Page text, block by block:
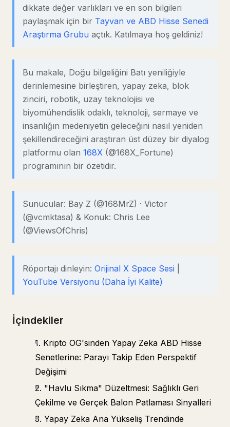
dikkate değer varlıkları ve en son bilgileri
paylaşmak için bir Tayvan ve ABD Hisse Senedi
Araştırma Grubu açtık. Katılmaya hoş geldiniz!
Bu makale, Doğu bilgeliğini Batı yeniliğiyle
derinlemesine birleştiren, yapay zeka, blok
zinciri, robotik, uzay teknolojisi ve
biyomühendislik odaklı, teknoloji, sermaye ve
insanlığın medeniyetin geleceğini nasıl yeniden
şekillendireceğini araştıran üst düzey bir diyalog
platformu olan 168X (@168X_Fortune)
programının bir özetidir.
Sunucular: Bay Z (@168MrZ) · Victor
(@vcmktasa) & Konuk: Chris Lee
(@ViewsOfChris)
Röportajı dinleyin: Orijinal X Space Sesi
YouTube Versiyonu (Daha İyi Kalite)
İçindekiler
1. Kripto OG'sinden Yapay Zeka ABD Hisse
Senetlerine: Parayı Takip Eden Perspektif
Değişimi
2. "Havlu Sıkma" Düzeltmesi: Sağlıklı Geri
Çekilme ve Gerçek Balon Patlaması Sinyalleri
3. Yapay Zeka Ana Yükseliş Trendinde